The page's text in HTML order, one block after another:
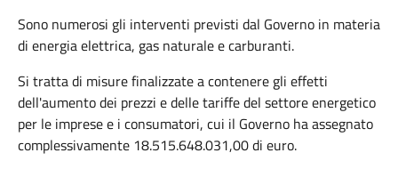
Sono numerosi gli interventi previsti dal Governo in materia
di energia elettrica, gas naturale e carburanti.
Si tratta di misure finalizzate a contenere gli effetti
dell'aumento dei prezzi e delle tariffe del settore energetico
per le imprese e i consumatori, cui il Governo ha assegnato
complessivamente 18.515.648.031,00 di euro.